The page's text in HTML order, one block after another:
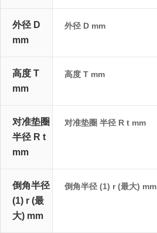
外径 D
mm
外径 D mm
高度 T
mm
高度 T mm
对准垫圈
半径 R t
mm
对准垫圈 半径 R t mm
倒角半径
(1) r (最
大) mm
倒角半径 (1) r (最大) mm